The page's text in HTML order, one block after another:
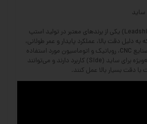
ساید
استپ موتور لیدشاین (Leadshine) یکی از برندهای معتبر در تولید استپ
دلیل دقت بالا، عملکرد پایدار و عمر طولانی،
در صنایع مختلف از جمله صنایع CNC، روباتیک و اتوماسیون مورد استفاده
قرار می‌گیرد. این موتورها به‌ویژه برای ساید (Side) کاربرد دارند و می‌توانند
دقت بسیار بالا عمل کنند.